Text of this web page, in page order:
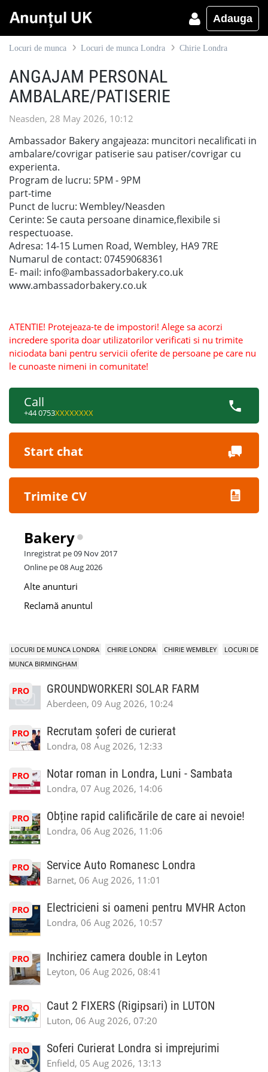
Adauga
Locuri de munca Locuri de munca Londra Chirie Londra
ANGAJAM PERSONAL
AMBALARE/PATISERIE
Neasden, 28 May 2026, 10:12
Ambassador Bakery angajeaza: muncitori necalificati in
ambalare/covrigar patiserie sau patiser/covrigar cu
experienta.
Program de lucru: 5PM - 9PM
part-time
Punct de lucru: Wembley/Neasden
Cerinte: Se cauta persoane dinamice,flexibile si
respectuoase.
Adresa: 14-15 Lumen Road, Wembley, HA9 7RE
Numarul de contact: 07459068361
E- mail: info@ambassadorbakery.co.uk
www.ambassadorbakery.co.uk
ATENTIE! Protejeaza-te de impostori! Alege sa acorzi
incredere sporita doar utilizatorilor verificati si nu trimite
niciodata bani pentru servicii oferite de persoane pe care nu
le cunoaste nimeni in comunitate!
Call
+44 0753XXXXXXXX
Start chat
Trimite CV
Bakery
Inregistrat pe 09 Nov 2017
Online pe 08 Aug 2026
Alte anunturi
Reclamă anuntul
LOCURI DE MUNCA LONDRA CHIRIE LONDRA CHIRIE WEMBLEY
LOCURI DE
MUNCA BIRMINGHAM
PRO GROUNDWORKERI SOLAR FARM
Aberdeen, 09 Aug 2026, 10:24
PRO Recrutam șoferi de curierat
Londra, 08 Aug 2026, 12:33
PRO Notar roman in Londra, Luni - Sambata
Londra, 07 Aug 2026, 14:06
PRO Obține rapid calificările de care ai nevoie!
Londra, 06 Aug 2026, 11:06
PRO Service Auto Romanesc Londra
Barnet, 06 Aug 2026, 11:01
PRO Electricieni si oameni pentru MVHR Acton
Londra, 06 Aug 2026, 10:57
PRO Inchiriez camera double in Leyton
Leyton, 06 Aug 2026, 08:41
PRO Caut 2 FIXERS (Rigipsari) in LUTON
Luton, 06 Aug 2026, 07:20
PRO Soferi Curierat Londra si imprejurimi
Enfield, 05 Aug 2026, 13:13